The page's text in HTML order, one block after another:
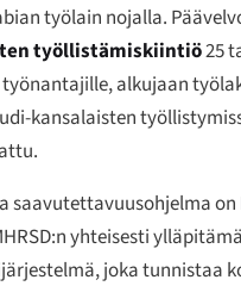
työlain nojalla.
työllistämiskiintiö25
alkujaan
kansalaisten
saavutettavuusohjelma on
yhteisesti
joka tunnistaa